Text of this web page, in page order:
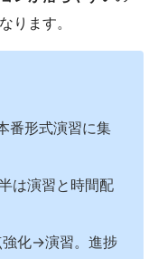
ります。
番形式演習に集
は演習と時間配
化→演習。進捗